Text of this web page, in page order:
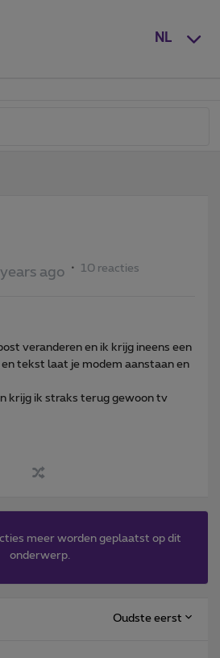
NL
ago 10 reacties
veranderen en ik krijg ineens een
tekst laat je modem aanstaan en
krijg ik straks terug gewoon tv
meer worden geplaatst op dit
onderwerp.
Oudste eerst